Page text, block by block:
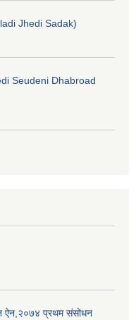
Jhedi Sadak)
Seudeni Dhabroad
ऐन,२०७४ प्रथम संसोधन